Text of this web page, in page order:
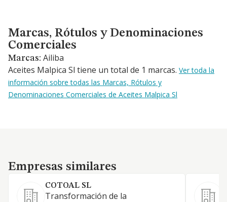
Marcas, Rótulos y Denominaciones Comerciales
Marcas, Rótulos y Denominaciones
Comerciales
Marcas: Ailiba
Aceites Malpica Sl tiene un total de 1 marcas. Ver toda la
información sobre todas las Marcas, Rótulos y
Denominaciones Comerciales de Aceites Malpica Sl
Empresas similares
Empresas similares
COTOAL SL
Transformación de la